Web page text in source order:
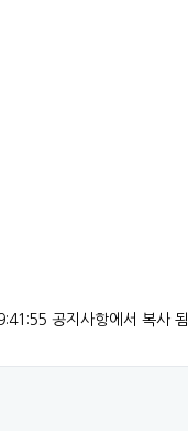
공지사항에서 복사 됨]